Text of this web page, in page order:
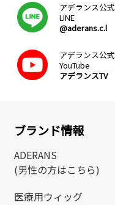
アデランス公式
LINE
@aderans.c.l
アデランス公式
YouTube
アデランスTV
ブランド情報
ADERANS
(男性の方はこちら)
医療用ウィッグ